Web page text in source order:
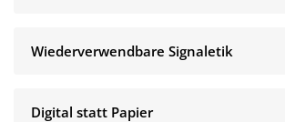
Wiederverwendbare Signaletik
Digital statt Papier